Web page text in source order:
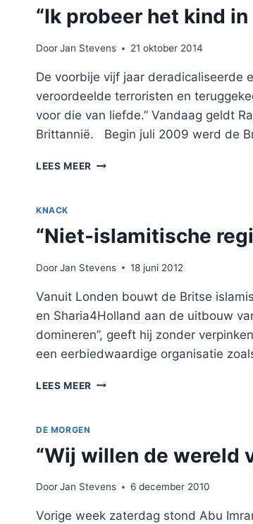
DE
BINNEN”
“Ik probeer het kind
DoorJan Stevens 21 oktober 2014
De voorbije vijf jaar deradicaliseerde
veroordeelde terroristen en
voor die van liefde.” Vandaag geldt
Brittannië. Begin juli 2009 werd de
LEES MEER “IK
DE
TE
KNACK
“Niet-islamitische
DoorJan Stevens 18 juni 2012
Vanuit Londen bouwt de Britse
en Sharia4Holland aan de uitbouw
domineren”, geeft hij zonder
een eerbiedwaardige organisatie
LEES MEER “NIET-
MIJN
JOB”
DE MORGEN
“Wij willen de wereld
DoorJan Stevens 6 december 2010
Vorige week zaterdag stond Abu